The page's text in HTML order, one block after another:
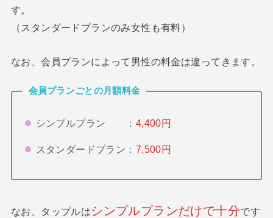
す。
（スタンダードプランのみ女性も有料）
なお、会員プランによって男性の料金は違ってきます。
会員プランごとの月額料金
シンプルプラン ： 4,400円
スタンダードプラン： 7,500円
なお、タップルはシンプルプランだけで十分です